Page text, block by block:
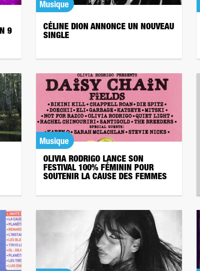
9
Musique
CÉLINE DION ANNONCE UN NOUVEAU
SINGLE
Musique
OLIVIA RODRIGO LANCE SON
FESTIVAL 100% FÉMININ POUR
SOUTENIR LA CAUSE DES FEMMES